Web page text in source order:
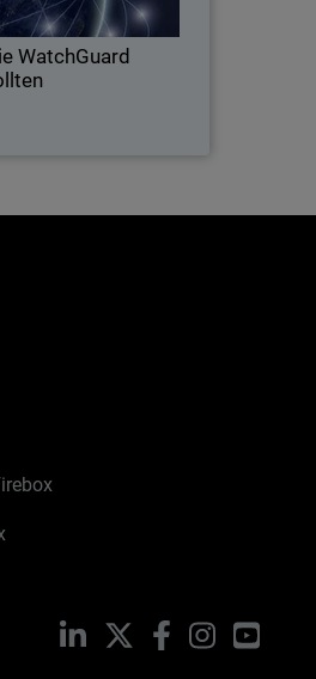
WatchGuard
betriebliche Ausrichtung,
und Kontrolle
LinkedIn FacebookInstagram